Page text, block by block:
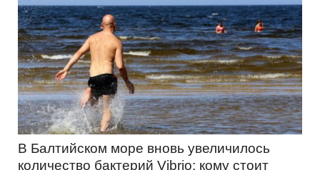
В Балтийском море вновь увеличилось
количество бактерий Vibrio: кому стоит